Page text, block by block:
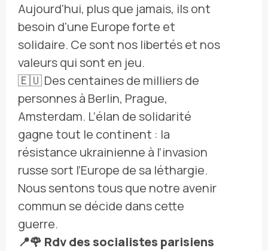
Aujourd'hui, plus que jamais, ils ont
besoin d'une Europe forte et
solidaire. Ce sont nos libertés et nos
valeurs qui sont en jeu.
🇪🇺 Des centaines de milliers de
personnes à Berlin, Prague,
Amsterdam. L’élan de solidarité
gagne tout le continent : la
résistance ukrainienne à l’invasion
russe sort l’Europe de sa léthargie.
Nous sentons tous que notre avenir
commun se décide dans cette
guerre.
📍🌹 Rdv des socialistes parisiens